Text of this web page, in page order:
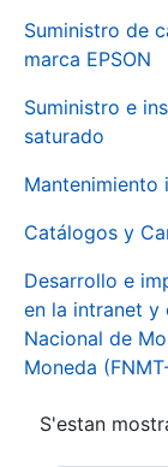
Suministro de
marca EPSON
Suministro e
saturado
Mantenimiento
Catálogos y
Desarrollo e
en la intranet y
Nacional de
Moneda
S'estan